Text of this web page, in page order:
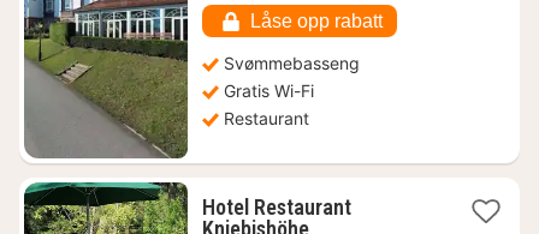
kr.
Låse opp rabatt
Svømmebasseng
Gratis Wi-Fi
Restaurant
Hotel Restaurant
Kniebishöhe1